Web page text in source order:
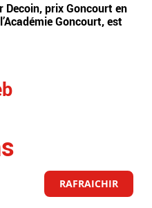
Decoin, prix Goncourt en
Goncourt, est
RAFRAICHIR